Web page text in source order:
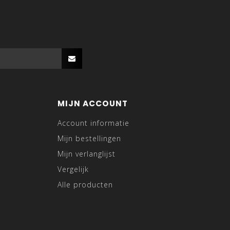
andere:
die tegen een stootje kunnen.
MIJN ACCOUNT
Account informatie
Mijn bestellingen
Mijn verlanglijst
Vergelijk
Alle producten